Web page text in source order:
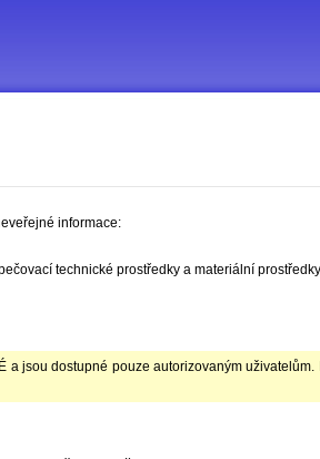
informace:
technické prostředky a materiální prostředky
a jsou dostupné pouze autorizovaným uživatelům.